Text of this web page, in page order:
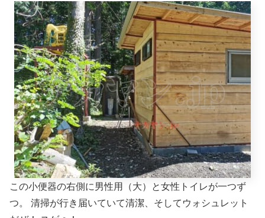
この小便器の右側に男性用（大）と女性トイレが一つず
つ。 清掃が行き届いていて清潔、そしてウォシュレット